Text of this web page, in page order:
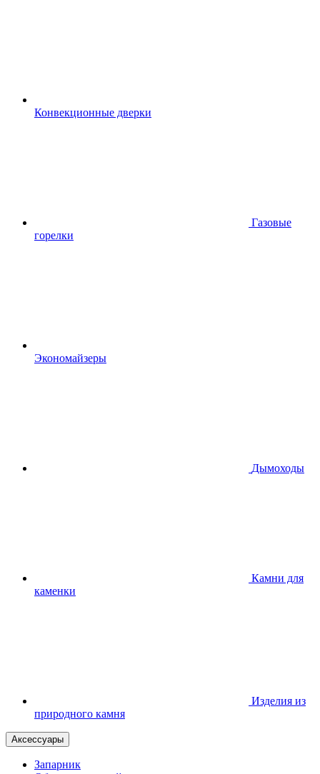
Конвекционные дверки
Газовые
горелки
Экономайзеры
Дымоходы
Камни для
каменки
Изделия из
природного камня
Аксессуары
Запарник